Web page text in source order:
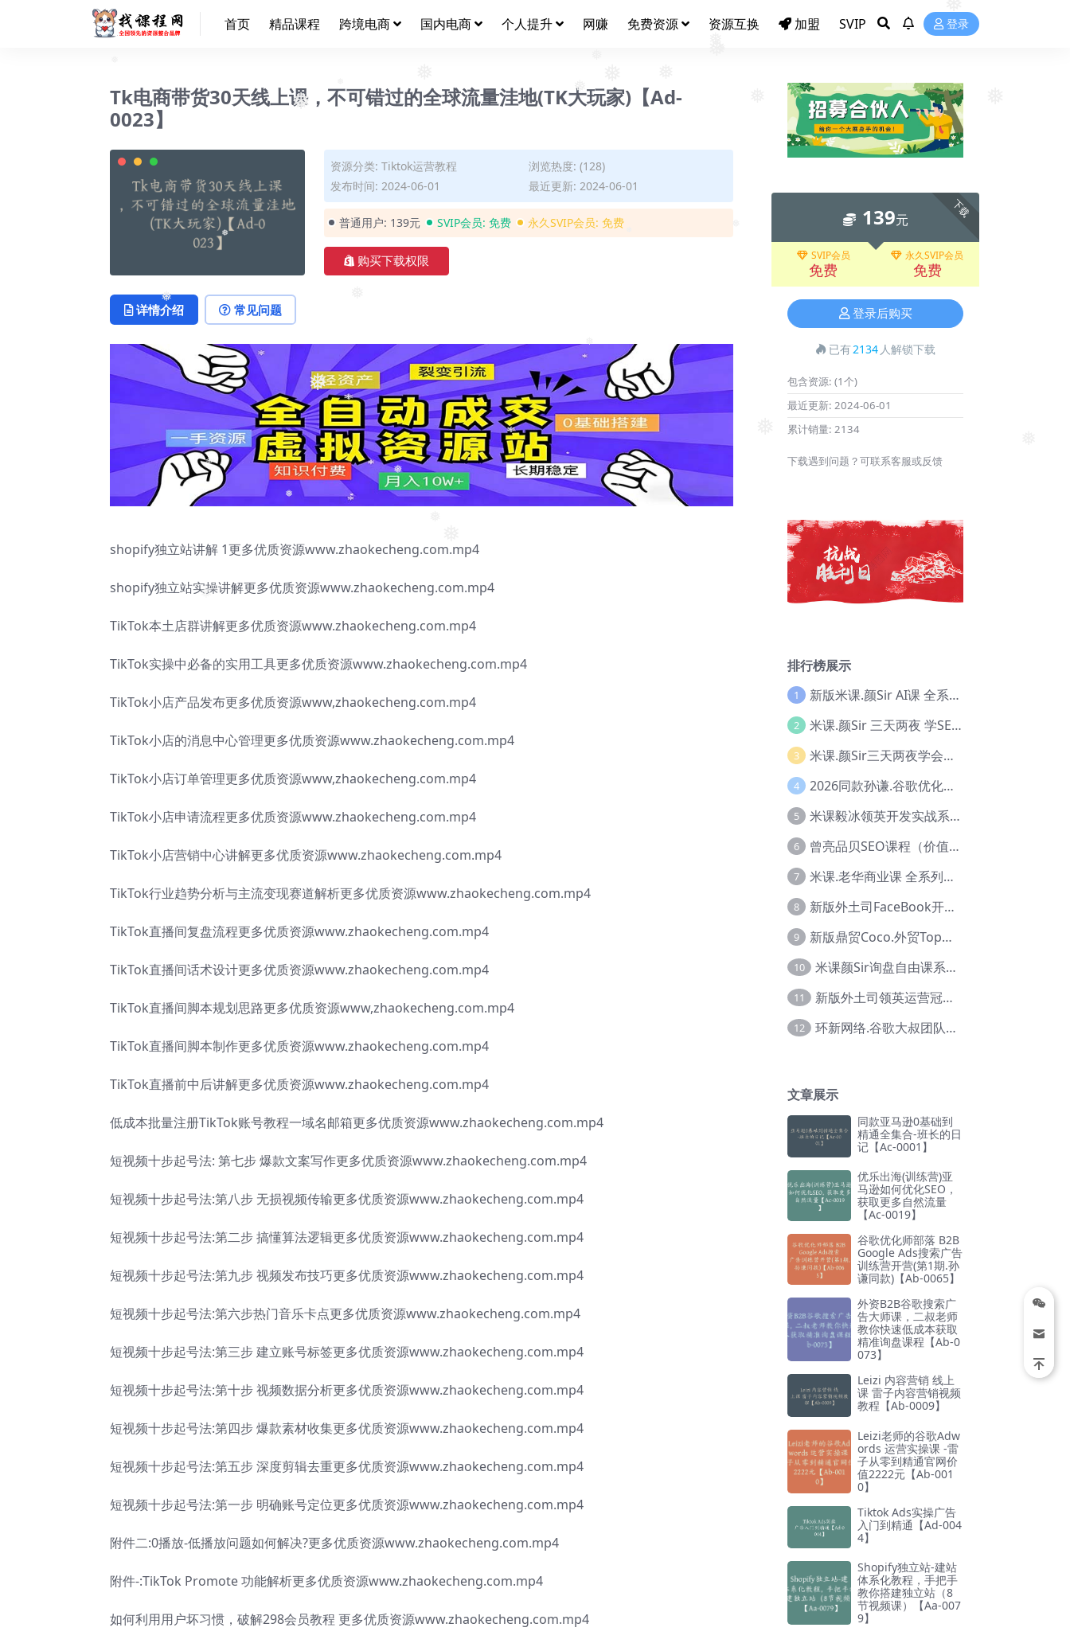
❅
❅
❅
❅
❅
❅
❅
❅ ❅
❅
首页 精品课程 跨境电商 国内电商 个人提升 网赚 免费资源 资源互换 加盟 SVIP 登录
Tk电商带货30天线上课，不可错过的全球流量洼地(TK大玩家)【Ad-
0023】
资源分类: Tiktok运营教程
浏览热度: (128)
发布时间: 2024-06-01
最近更新: 2024-06-01
普通用户: 139元 SVIP会员: 免费 永久SVIP会员: 免费
购买下载权限
详情介绍 常见问题
shopify独立站讲解 1更多优质资源www.zhaokecheng.com.mp4
shopify独立站实操讲解更多优质资源www.zhaokecheng.com.mp4
TikTok本土店群讲解更多优质资源www.zhaokecheng.com.mp4
TikTok实操中必备的实用工具更多优质资源www.zhaokecheng.com.mp4
TikTok小店产品发布更多优质资源www,zhaokecheng.com.mp4
TikTok小店的消息中心管理更多优质资源www.zhaokecheng.com.mp4
TikTok小店订单管理更多优质资源www,zhaokecheng.com.mp4
TikTok小店申请流程更多优质资源www.zhaokecheng.com.mp4
TikTok小店营销中心讲解更多优质资源www.zhaokecheng.com.mp4
TikTok行业趋势分析与主流变现赛道解析更多优质资源www.zhaokecheng.com.mp4
TikTok直播间复盘流程更多优质资源www.zhaokecheng.com.mp4
TikTok直播间话术设计更多优质资源www.zhaokecheng.com.mp4
TikTok直播间脚本规划思路更多优质资源www,zhaokecheng.com.mp4
TikTok直播间脚本制作更多优质资源www.zhaokecheng.com.mp4
TikTok直播前中后讲解更多优质资源www.zhaokecheng.com.mp4
低成本批量注册TikTok账号教程一域名邮箱更多优质资源www.zhaokecheng.com.mp4
短视频十步起号法: 第七步 爆款文案写作更多优质资源www.zhaokecheng.com.mp4
短视频十步起号法:第八步 无损视频传输更多优质资源www.zhaokecheng.com.mp4
短视频十步起号法:第二步 搞懂算法逻辑更多优质资源www.zhaokecheng.com.mp4
短视频十步起号法:第九步 视频发布技巧更多优质资源www.zhaokecheng.com.mp4
短视频十步起号法:第六步热门音乐卡点更多优质资源www.zhaokecheng.com.mp4
短视频十步起号法:第三步 建立账号标签更多优质资源www.zhaokecheng.com.mp4
短视频十步起号法:第十步 视频数据分析更多优质资源www.zhaokecheng.com.mp4
短视频十步起号法:第四步 爆款素材收集更多优质资源www.zhaokecheng.com.mp4
短视频十步起号法:第五步 深度剪辑去重更多优质资源www.zhaokecheng.com.mp4
短视频十步起号法:第一步 明确账号定位更多优质资源www.zhaokecheng.com.mp4
附件二:0播放-低播放问题如何解决?更多优质资源www.zhaokecheng.com.mp4
附件-:TikTok Promote 功能解析更多优质资源www.zhaokecheng.com.mp4
如何利用用户坏习惯，破解298会员教程 更多优质资源www.zhaokecheng.com.mp4
下载
139元
SVIP会员
免费
永久SVIP会员
免费
登录后购买
已有2134 人解锁下载
包含资源: (1个)
最近更新: 2024-06-01
累计销量: 2134
下载遇到问题？可联系客服或反馈
排行榜展示
1 新版米课.颜Sir AI课 全系列实战教程，价值9800，跨境首选！【Ag-0052】
2 米课.颜Sir 三天两夜 学SEO系列教程，价值9600元，跨境人都在学 【Ag-0056】
3 米课.颜Sir三天两夜学会建站，价值6900，MI课甄选课程 【Ag-0055】
4 2026同款孙谦.谷歌优化师部落内部VIP实战教程|价值4999元全网独家解码（官方报名版本）【@034】
5 米课毅冰领英开发实战系列教程，价值3980，跨境必选【Ag-0049】
6 曾亮品贝SEO课程（价值：9800）品贝全系列教程 【Ab-0022】
7 米课.老华商业课 全系列实战教程，跨境电商必学，价值16900元【Ag-0053】
8 新版外土司FaceBook开发冠军全系列教程【Ab-0021】
9 新版鼎贸Coco.外贸Top业务课 (圈内首次独家解码|460节课)【Ag-0091】
10 米课颜Sir询盘自由课系列视频教程【Ag-0020】
11 新版外土司领英运营冠军【Ag-0047】
12 环新网络.谷歌大叔团队谷歌SEO实战教程【Ab-0024】
文章展示
同款亚马逊0基础到
精通全集合-班长的日
记【Ac-0001】
优乐出海(训练营)亚
马逊如何优化SEO，
获取更多自然流量
【Ac-0019】
谷歌优化师部落 B2B
Google Ads搜索广告
训练营开营(第1期.孙
谦同款)【Ab-0065】
外资B2B谷歌搜索广
告大师课，二叔老师
教你快速低成本获取
精准询盘课程【Ab-0
073】
Leizi 内容营销 线上
课 雷子内容营销视频
教程【Ab-0009】
Leizi老师的谷歌Adw
ords 运营实操课 -雷
子从零到精通官网价
值2222元【Ab-001
0】
Tiktok Ads实操广告
入门到精通【Ad-004
4】
Shopify独立站-建站
体系化教程，手把手
教你搭建独立站（8
节视频课）【Aa-007
9】